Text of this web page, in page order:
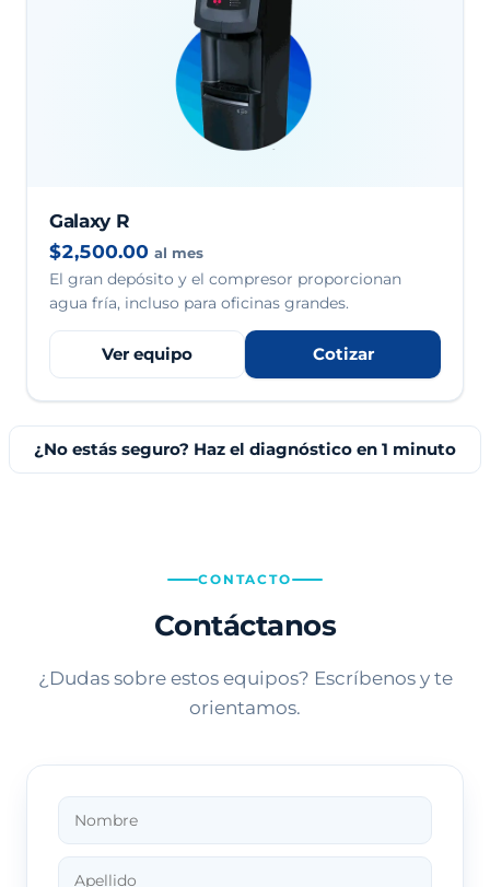
Galaxy R
$2,500.00 al mes
El gran depósito y el compresor proporcionan
agua fría, incluso para oficinas grandes.
Ver equipo Cotizar
¿No estás seguro? Haz el diagnóstico en 1 minuto
CONTACTO
Contáctanos
¿Dudas sobre estos equipos? Escríbenos y te
orientamos.